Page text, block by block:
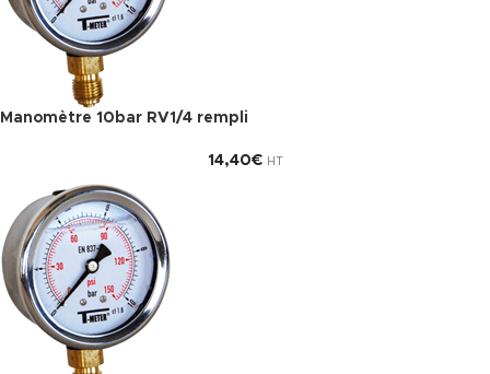
Manomètre 10bar RV1/4 rempli
14,40€ HT